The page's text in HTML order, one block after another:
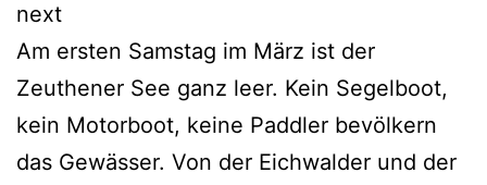
next
Am ersten Samstag im März ist der
Zeuthener See ganz leer. Kein Segelboot,
kein Motorboot, keine Paddler bevölkern
das Gewässer. Von der Eichwalder und der